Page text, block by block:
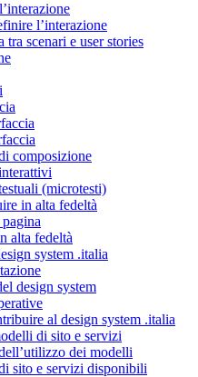
l’interazione
tra scenari e user stories
composizione
(microtesti)
in alta fedeltà
alta fedeltà
system .italia
design system
al design system .italia
di sito e servizi
dei modelli
sito e servizi disponibili